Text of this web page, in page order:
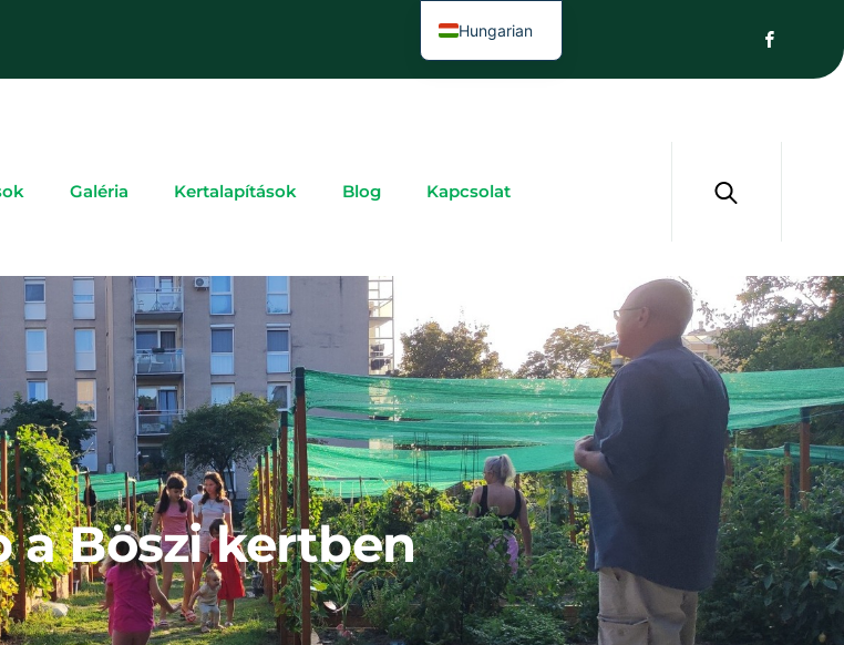
Galéria Kertalapítások Blog Kapcsolat
a Böszi kertben
Hungarian